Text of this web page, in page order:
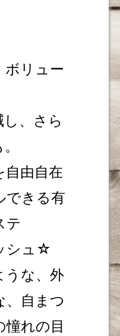
ボリュー
、さら
自由自在
できる有
テ
シュ☆
うな、外
、自まつ
憧れの目